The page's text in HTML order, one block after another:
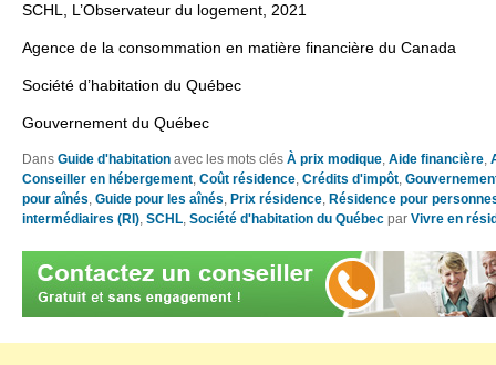
SCHL, L’Observateur du logement, 2021
Agence de la consommation en matière financière du Canada
Société d’habitation du Québec
Gouvernement du Québec
Dans Guide d'habitation avec les mots clés À prix modique, Aide financière,
Conseiller en hébergement, Coût résidence, Crédits d'impôt,
pour aînés, Guide pour les aînés, Prix résidence, Résidence pour
intermédiaires (RI), SCHL, Société d'habitation du Québec par Vivre en